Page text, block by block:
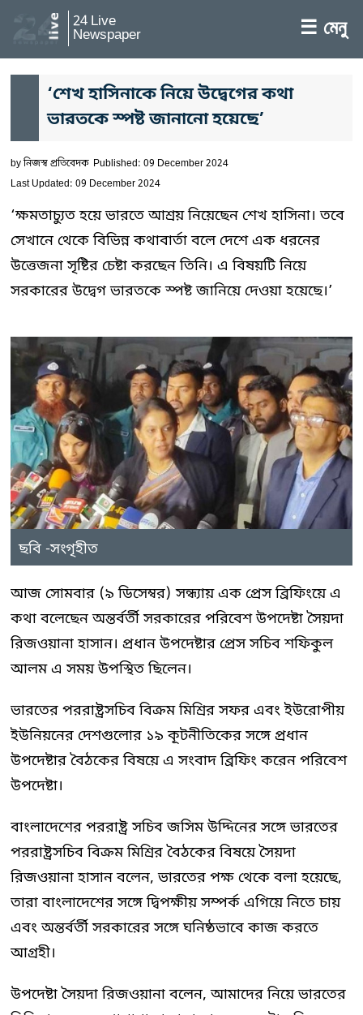
24 Live
Newspaper ☰ মেনু
‘শেখ হাসিনাকে নিয়ে উদ্বেগের কথা
ভারতকে স্পষ্ট জানানো হয়েছে’
byনিজস্ব প্রতিবেদক Published: 09 December 2024
Last Updated: 09 December 2024
‘ক্ষমতাচ্যুত হয়ে ভারতে আশ্রয় নিয়েছেন শেখ হাসিনা। তবে
সেখানে থেকে বিভিন্ন কথাবার্তা বলে দেশে এক ধরনের
উত্তেজনা সৃষ্টির চেষ্টা করছেন তিনি। এ বিষয়টি নিয়ে
সরকারের উদ্বেগ ভারতকে স্পষ্ট জানিয়ে দেওয়া হয়েছে।’
ছবি -সংগৃহীত
আজ সোমবার (৯ ডিসেম্বর) সন্ধ্যায় এক প্রেস ব্রিফিংয়ে এ
কথা বলেছেন অন্তর্বর্তী সরকারের পরিবেশ উপদেষ্টা সৈয়দা
রিজওয়ানা হাসান। প্রধান উপদেষ্টার প্রেস সচিব শফিকুল
আলম এ সময় উপস্থিত ছিলেন।
ভারতের পররাষ্ট্রসচিব বিক্রম মিশ্রির সফর এবং ইউরোপীয়
ইউনিয়নের দেশগুলোর ১৯ কূটনীতিকের সঙ্গে প্রধান
উপদেষ্টার বৈঠকের বিষয়ে এ সংবাদ ব্রিফিং করেন পরিবেশ
উপদেষ্টা।
বাংলাদেশের পররাষ্ট্র সচিব জসিম উদ্দিনের সঙ্গে ভারতের
পররাষ্ট্রসচিব বিক্রম মিশ্রির বৈঠকের বিষয়ে সৈয়দা
রিজওয়ানা হাসান বলেন, ভারতের পক্ষ থেকে বলা হয়েছে,
তারা বাংলাদেশের সঙ্গে দ্বিপক্ষীয় সম্পর্ক এগিয়ে নিতে চায়
এবং অন্তর্বর্তী সরকারের সঙ্গে ঘনিষ্ঠভাবে কাজ করতে
আগ্রহী।
উপদেষ্টা সৈয়দা রিজওয়ানা বলেন, আমাদের নিয়ে ভারতের